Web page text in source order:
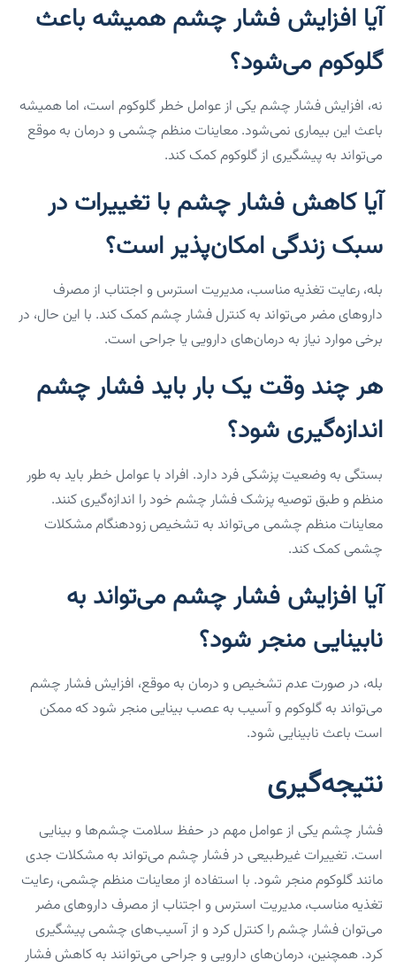
آیا افزایش فشار چشم همیشه باعث
گلوکوم می‌شود؟
نه، افزایش فشار چشم یکی از عوامل خطر گلوکوم است، اما همیشه
باعث این بیماری نمی‌شود. معاینات منظم چشمی و درمان به موقع
می‌تواند به پیشگیری از گلوکوم کمک کند.
آیا کاهش فشار چشم با تغییرات در
سبک زندگی امکان‌پذیر است؟
بله، رعایت تغذیه مناسب، مدیریت استرس و اجتناب از مصرف
داروهای مضر می‌تواند به کنترل فشار چشم کمک کند. با این حال، در
برخی موارد نیاز به درمان‌های دارویی یا جراحی است.
هر چند وقت یک بار باید فشار چشم
اندازه‌گیری شود؟
بستگی به وضعیت پزشکی فرد دارد. افراد با عوامل خطر باید به طور
منظم و طبق توصیه پزشک فشار چشم خود را اندازه‌گیری کنند.
معاینات منظم چشمی می‌تواند به تشخیص زودهنگام مشکلات
چشمی کمک کند.
آیا افزایش فشار چشم می‌تواند به
نابینایی منجر شود؟
بله، در صورت عدم تشخیص و درمان به موقع، افزایش فشار چشم
می‌تواند به گلوکوم و آسیب به عصب بینایی منجر شود که ممکن
است باعث نابینایی شود.
نتیجه‌گیری
فشار چشم یکی از عوامل مهم در حفظ سلامت چشم‌ها و بینایی
است. تغییرات غیرطبیعی در فشار چشم می‌تواند به مشکلات جدی
مانند گلوکوم منجر شود. با استفاده از معاینات منظم چشمی، رعایت
تغذیه مناسب، مدیریت استرس و اجتناب از مصرف داروهای مضر
می‌توان فشار چشم را کنترل کرد و از آسیب‌های چشمی پیشگیری
کرد. همچنین، درمان‌های دارویی و جراحی می‌توانند به کاهش فشار